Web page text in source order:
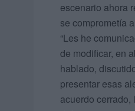
escenario ahora
se comprometía
“Les he
de modificar, en
hablado,
presentar esas
acuerdo